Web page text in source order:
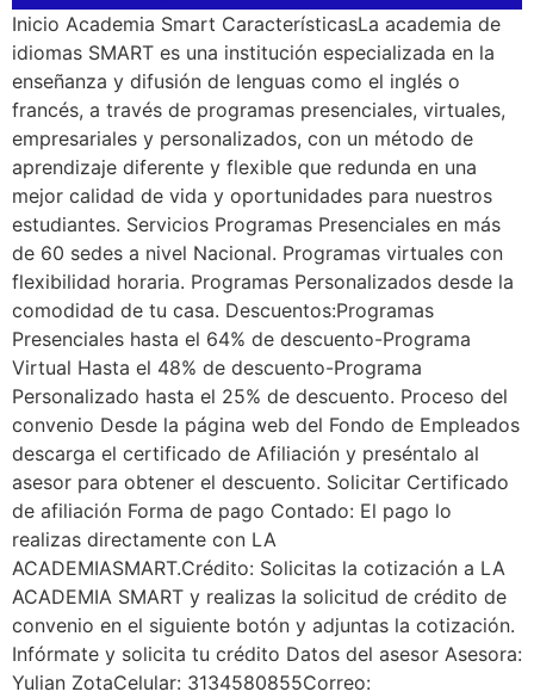
Inicio Academia Smart CaracterísticasLa academia de
idiomas SMART es una institución especializada en la
enseñanza y difusión de lenguas como el inglés o
francés, a través de programas presenciales, virtuales,
empresariales y personalizados, con un método de
aprendizaje diferente y flexible que redunda en una
mejor calidad de vida y oportunidades para nuestros
estudiantes. Servicios Programas Presenciales en más
de 60 sedes a nivel Nacional. Programas virtuales con
flexibilidad horaria. Programas Personalizados desde la
comodidad de tu casa. Descuentos:Programas
Presenciales hasta el 64% de descuento-Programa
Virtual Hasta el 48% de descuento-Programa
Personalizado hasta el 25% de descuento. Proceso del
convenio Desde la página web del Fondo de Empleados
descarga el certificado de Afiliación y preséntalo al
asesor para obtener el descuento. Solicitar Certificado
de afiliación Forma de pago Contado: El pago lo
realizas directamente con LA
ACADEMIASMART.Crédito: Solicitas la cotización a LA
ACADEMIA SMART y realizas la solicitud de crédito de
convenio en el siguiente botón y adjuntas la cotización.
Infórmate y solicita tu crédito Datos del asesor Asesora:
Yulian ZotaCelular: 3134580855Correo: